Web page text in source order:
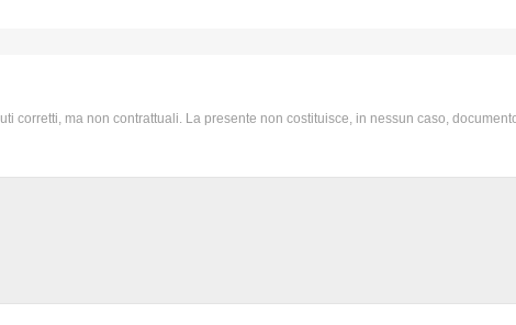
corretti, ma non contrattuali. La presente non costituisce, in nessun caso,